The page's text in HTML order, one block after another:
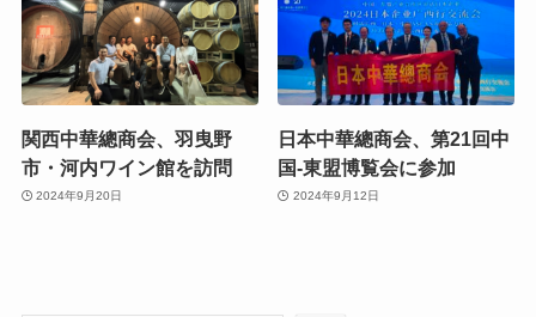
関西中華總商会、羽曳野
市・河内ワイン館を訪問
2024年9月20日
日本中華總商会、第21回中
国-東盟博覧会に参加
2024年9月12日